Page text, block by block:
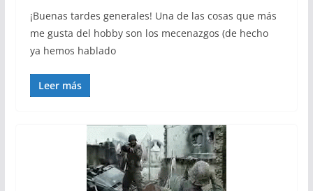
¡Buenas tardes generales! Una de las cosas que más
me gusta del hobby son los mecenazgos (de hecho
ya hemos hablado
Leer más